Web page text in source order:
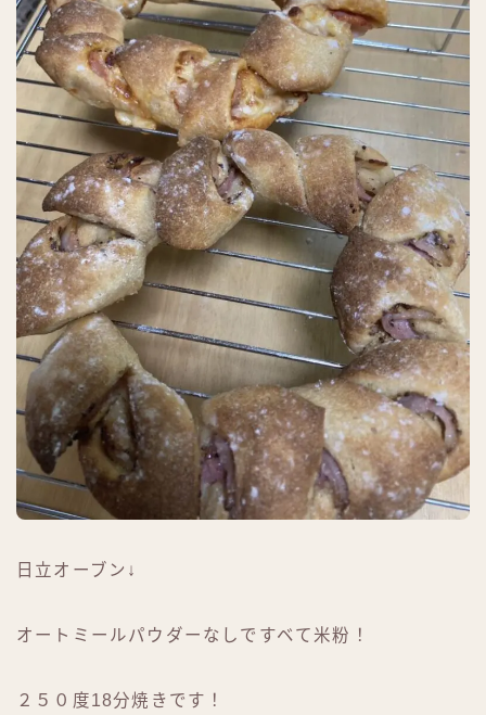
日立オーブン↓
オートミールパウダーなしですベて米粉！
２５０度18分焼きです！